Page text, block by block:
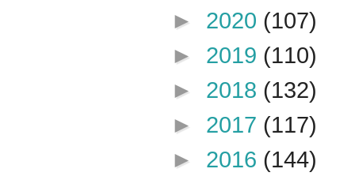
► 2020 (107)
► 2019 (110)
► 2018 (132)
► 2017 (117)
► 2016 (144)